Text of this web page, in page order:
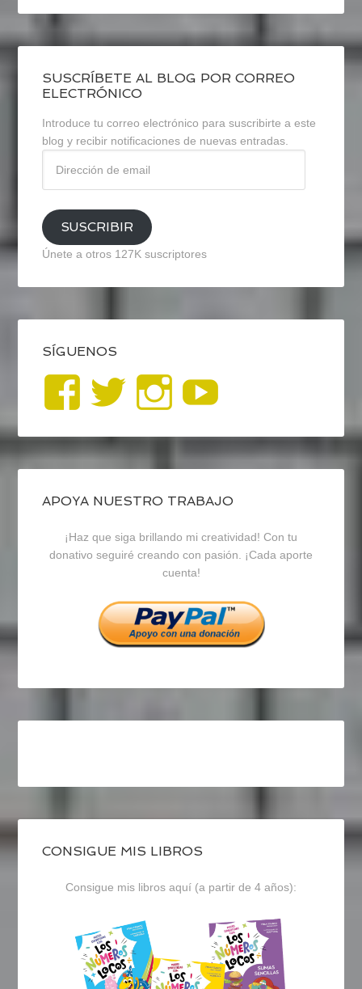
SUSCRÍBETE AL BLOG POR CORREO
ELECTRÓNICO
Introduce tu correo electrónico para suscribirte a este
blog y recibir notificaciones de nuevas entradas.
email
SUSCRIBIR
Únete a otros 127K suscriptores
SÍGUENOS
Ver
perfil
de
blogrecursosep
en
Facebook
Ver
perfil
de
recursosep
en
Twitter
Ver
perfil
de
recursosep
en
Instagram
APOYA NUESTRO TRABAJO
¡Haz que siga brillando mi creatividad! Con tu
donativo seguiré creando con pasión. ¡Cada aporte
cuenta!
CONSIGUE MIS LIBROS
Consigue mis libros aquí (a partir de 4 años):